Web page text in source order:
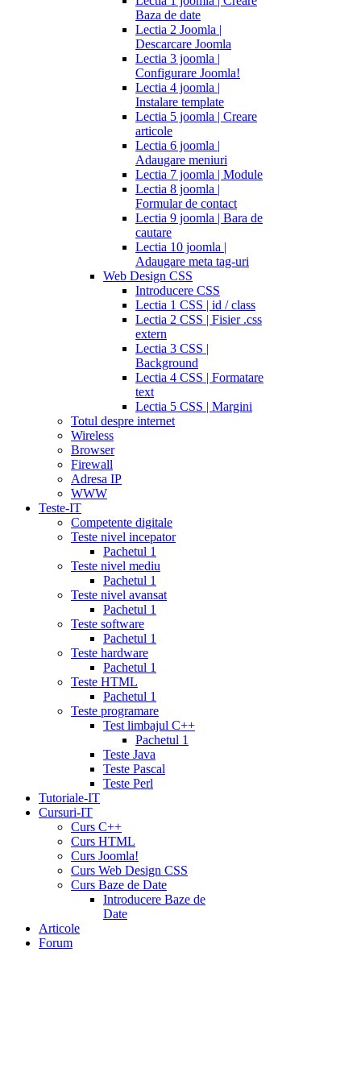
Baza de date
Lectia 2 Joomla |
Descarcare Joomla
Lectia 3 joomla |
Configurare Joomla!
Lectia 4 joomla |
Instalare template
Lectia 5 joomla | Creare
articole
Lectia 6 joomla |
Adaugare meniuri
Lectia 7 joomla | Module
Lectia 8 joomla |
Formular de contact
Lectia 9 joomla | Bara de
cautare
Lectia 10 joomla |
Adaugare meta tag-uri
Web Design CSS
Introducere CSS
Lectia 1 CSS | id / class
Lectia 2 CSS | Fisier .css
extern
Lectia 3 CSS |
Background
Lectia 4 CSS | Formatare
text
Lectia 5 CSS | Margini
Totul despre internet
Wireless
Browser
Firewall
Adresa IP
WWW
Teste-IT
Competente digitale
Teste nivel incepator
Pachetul 1
Teste nivel mediu
Pachetul 1
Teste nivel avansat
Pachetul 1
Teste software
Pachetul 1
Teste hardware
Pachetul 1
Teste HTML
Pachetul 1
Teste programare
Test limbajul C++
Pachetul 1
Teste Java
Teste Pascal
Teste Perl
Tutoriale-IT
Cursuri-IT
Curs C++
Curs HTML
Curs Joomla!
Curs Web Design CSS
Curs Baze de Date
Introducere Baze de
Date
Articole
Forum